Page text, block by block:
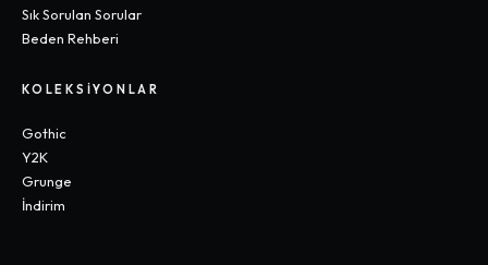
Sık Sorulan Sorular
Beden Rehberi
KOLEKSIYONLAR
Gothic
Y2K
Grunge
İndirim